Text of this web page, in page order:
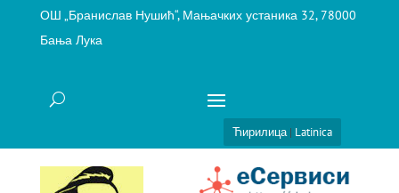
ОШ „Бранислав Нушић“, Мањачких устаника 32, 78000
Бања Лука
Ћирилица| Latinica